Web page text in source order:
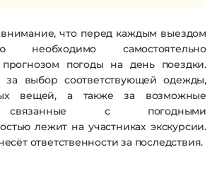
что перед каждым выездом
необходимо самостоятельно
погоды на день поездки.
за выбор соответствующей одежды,
вещей, а также за возможные
связанные с погодными
лежит на участниках экскурсии.
ответственности за последствия.